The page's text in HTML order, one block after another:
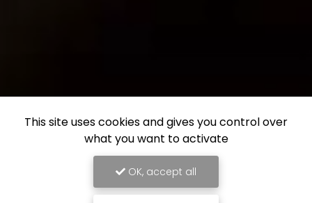
This site uses cookies and gives you control over
what you want to activate
OK, accept all